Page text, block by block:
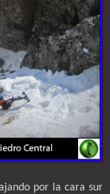
por la cara sur